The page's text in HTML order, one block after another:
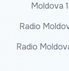
Moldova 1
Radio
Radio